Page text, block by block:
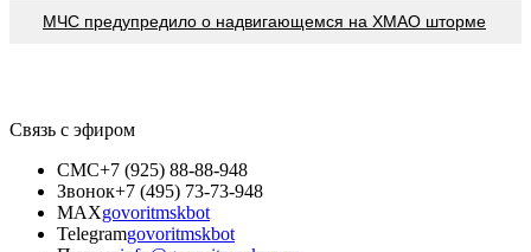
МЧС предупредило о надвигающемся на ХМАО шторме
Связь с эфиром
СМС+7 (925) 88-88-948
Звонок+7 (495) 73-73-948
MAXgovoritmskbot
Telegramgovoritmskbot